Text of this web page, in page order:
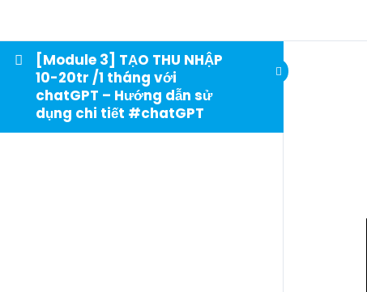
[Module 3] TẠO THU NHẬP
10-20tr /1 tháng với
chatGPT – Hướng dẫn sử
dụng chi tiết #chatGPT